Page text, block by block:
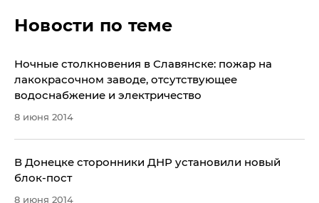
Новости по теме
​Ночные столкновения в Славянске: пожар на
лакокрасочном заводе, отсутствующее
водоснабжение и электричество
8 июня 2014
​В Донецке сторонники ДНР установили новый
блок-пост
8 июня 2014